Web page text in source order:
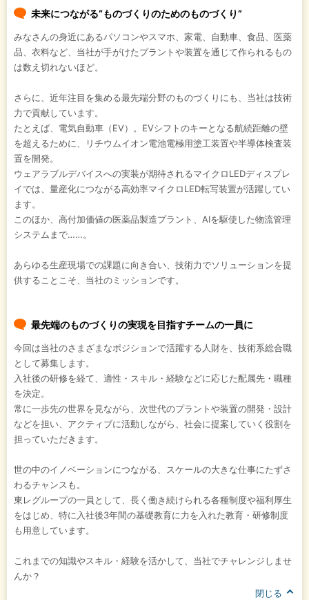
未来につながる“ものづくりのためのものづくり”
みなさんの身近にあるパソコンやスマホ、家電、自動車、食品、医薬
品、衣料など、当社が手がけたプラントや装置を通じて作られるもの
は数え切れないほど。
さらに、近年注目を集める最先端分野のものづくりにも、当社は技術
力で貢献しています。
たとえば、電気自動車（EV）。EVシフトのキーとなる航続距離の壁
を超えるために、リチウムイオン電池電極用塗工装置や半導体検査装
置を開発。
ウェアラブルデバイスへの実装が期待されるマイクロLEDディスプレ
イでは、量産化につながる高効率マイクロLED転写装置が活躍してい
ます。
このほか、高付加価値の医薬品製造プラント、AIを駆使した物流管理
システムまで……。
あらゆる生産現場での課題に向き合い、技術力でソリューションを提
供することこそ、当社のミッションです。
最先端のものづくりの実現を目指すチームの一員に
今回は当社のさまざまなポジションで活躍する人財を、技術系総合職
として募集します。
入社後の研修を経て、適性・スキル・経験などに応じた配属先・職種
を決定。
常に一歩先の世界を見ながら、次世代のプラントや装置の開発・設計
などを担い、アクティブに活動しながら、社会に提案していく役割を
担っていただきます。
世の中のイノベーションにつながる、スケールの大きな仕事にたずさ
わるチャンスも。
東レグループの一員として、長く働き続けられる各種制度や福利厚生
をはじめ、特に入社後3年間の基礎教育に力を入れた教育・研修制度
も用意しています。
これまでの知識やスキル・経験を活かして、当社でチャレンジしませ
んか？
閉じる